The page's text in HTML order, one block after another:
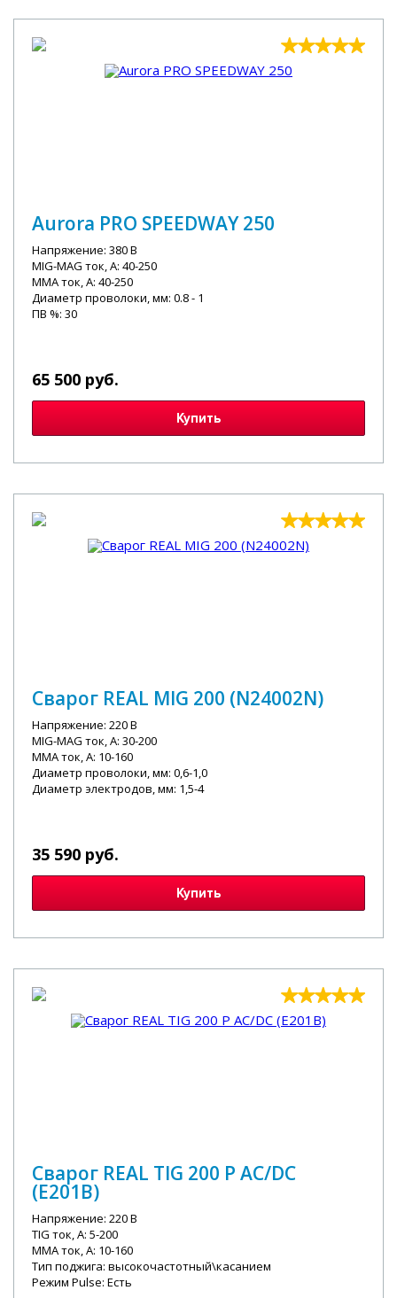
Aurora PRO SPEEDWAY 250
Напряжение: 380 В
MIG-MAG ток, А: 40-250
MMA ток, А: 40-250
Диаметр проволоки, мм: 0.8 - 1
ПВ %: 30
65 500 руб.
Купить
Сварог REAL MIG 200 (N24002N)
Напряжение: 220 В
MIG-MAG ток, А: 30-200
MMA ток, А: 10-160
Диаметр проволоки, мм: 0,6-1,0
Диаметр электродов, мм: 1,5-4
35 590 руб.
Купить
Сварог REAL TIG 200 P AC/DC
(E201B)
Напряжение: 220 В
TIG ток, А: 5-200
MMA ток, А: 10-160
Тип поджига: высокочастотный\касанием
Режим Pulse: Есть